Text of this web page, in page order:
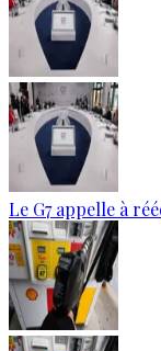
Le G7 appelle à